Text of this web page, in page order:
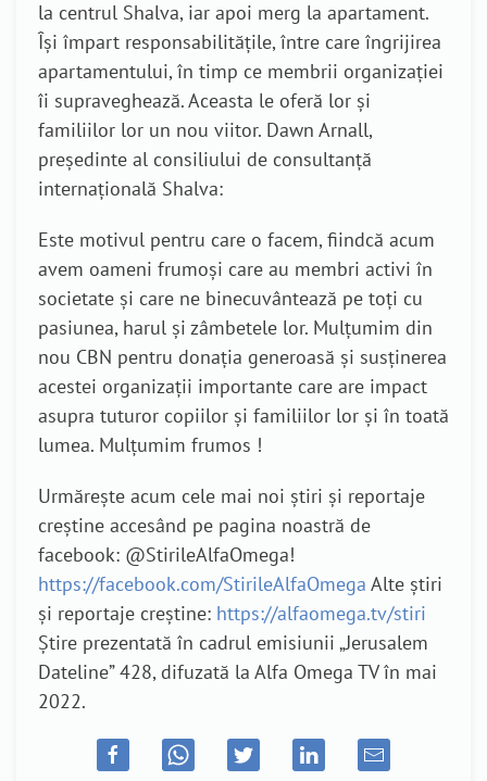
la centrul Shalva, iar apoi merg la apartament.
Își împart responsabilitățile, între care îngrijirea
apartamentului, în timp ce membrii organizației
îi supraveghează. Aceasta le oferă lor și
familiilor lor un nou viitor. Dawn Arnall,
președinte al consiliului de consultanță
internațională Shalva:
Este motivul pentru care o facem, fiindcă acum
avem oameni frumoși care au membri activi în
societate și care ne binecuvântează pe toți cu
pasiunea, harul și zâmbetele lor. Mulțumim din
nou CBN pentru donația generoasă și susținerea
acestei organizații importante care are impact
asupra tuturor copiilor și familiilor lor și în toată
lumea. Mulțumim frumos !
Urmărește acum cele mai noi știri și reportaje
creștine accesând pe pagina noastră de
facebook: @StirileAlfaOmega!
https://facebook.com/StirileAlfaOmega Alte știri
și reportaje creștine: https://alfaomega.tv/stiri
Știre prezentată în cadrul emisiunii „Jerusalem
Dateline” 428, difuzată la Alfa Omega TV în mai
2022.